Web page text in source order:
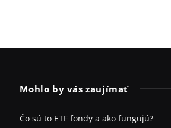
Mohlo by vás zaujímať
Čo sú to ETF fondy a ako fungujú?